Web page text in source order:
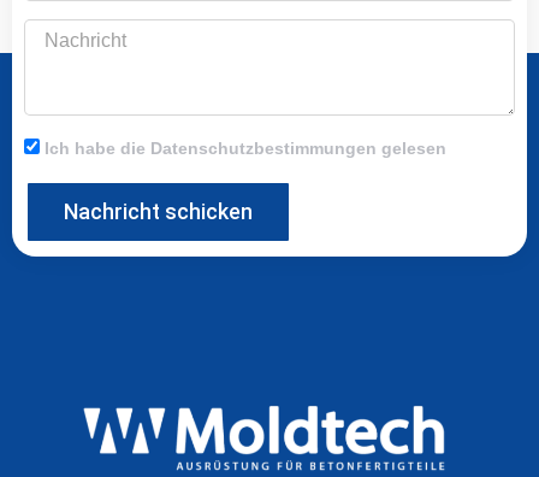
Nachricht
Ich habe die Datenschutzbestimmungen gelesen
Nachricht schicken